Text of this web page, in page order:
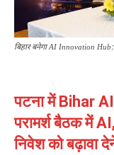
बिहार बनेगा AI Innovation
पटना में Bihar
परामर्श बैठक में
निवेश को बढ़ावा